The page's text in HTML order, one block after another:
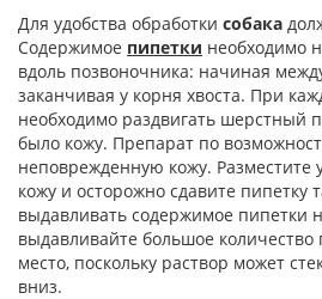
Для удобства обработки собака
Содержимое пипетки необходимо
вдоль позвоночника: начиная
заканчивая у корня хвоста. При
необходимо раздвигать шерстный
было кожу. Препарат по
неповрежденную кожу. Разместите
кожу и осторожно сдавите пипетку
выдавливать содержимое пипетки
выдавливайте большое количество
место, поскольку раствор может
вниз.